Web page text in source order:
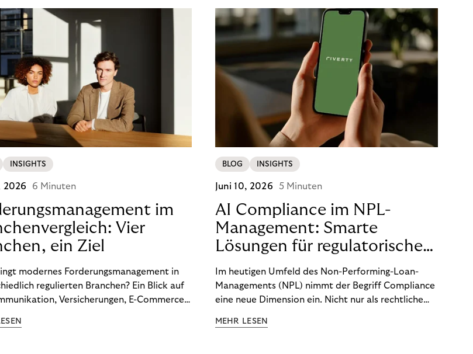
INSIGHTS
2026 6 Minuten
im
Vier
ein Ziel
modernes Forderungsmanagement in
regulierten Branchen? Ein Blick auf
Versicherungen, E-Commerce
reduzieren will, braucht keine
BLOG INSIGHTS
Juni 10, 2026 5 Minuten
AI Compliance im NPL-
Management: Smarte
Lösungen für regulatorische
Sicherheit
Im heutigen Umfeld des Non-Performing-Loan-
Managements (NPL) nimmt der Begriff Compliance
eine neue Dimension ein. Nicht nur als rechtliche
Wettbewerbsvorteil. In einem Umfeld steigender
MEHR LESEN